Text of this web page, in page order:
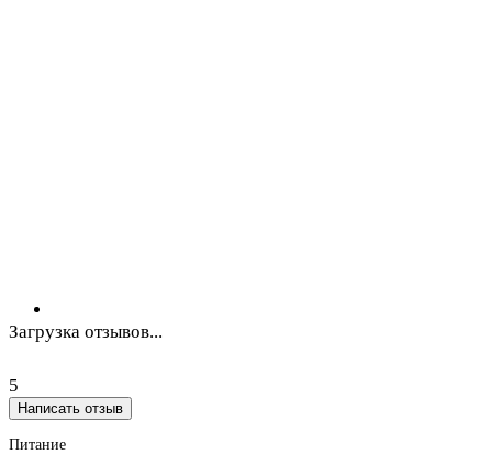
Загрузка отзывов...
5
Написать отзыв
Питание